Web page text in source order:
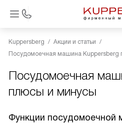
Kuppersberg
Акции и статьи
Посудомоечная машина Kuppersberg
Посудомоечная
плюсы и минусы
Функции посудомоечной